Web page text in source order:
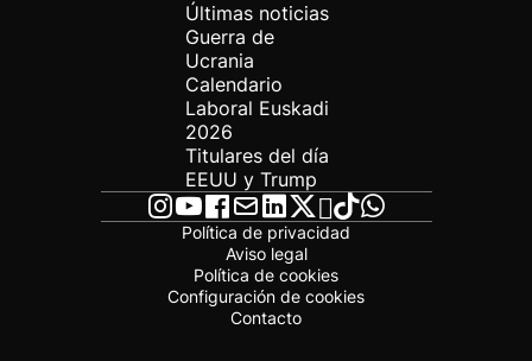
Últimas noticias
Guerra de
Ucrania
Calendario
Laboral Euskadi
2026
Titulares del día
EEUU y Trump
Política de privacidad
Aviso legal
Política de cookies
Configuración de cookies
Contacto